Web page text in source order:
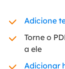
Adicione
Torne o
a ele
Adicionar